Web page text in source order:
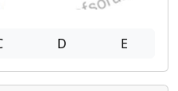
D E